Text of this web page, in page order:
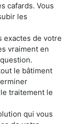
cafards. Vous
les
exactes de votre
vraiment en
le bâtiment
traitement le
qui vous